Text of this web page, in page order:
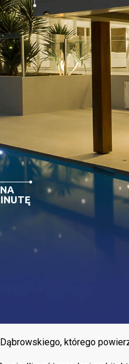
którego